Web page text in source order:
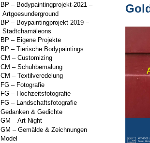
BP – Bodypaintingprojekt-2021 –
Artgoesunderground
BP – Boypaintingprojekt 2019 –
Stadtchamäleons
BP – Eigene Projekte
BP – Tierische Bodypaintings
CM – Customizing
CM – Schuhbemalung
CM – Textilveredelung
FG – Fotografie
FG – Hochzeitsfotografie
FG – Landschaftsfotografie
Gedanken & Gedichte
GM – Art-Night
GM – Gemälde & Zeichnungen
Model